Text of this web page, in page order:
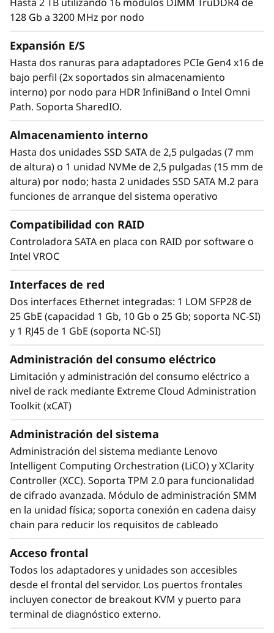
aire, de modo que todos los componentes
ofrecen mayor rendimiento y densidad en un
sistema silencioso y de bajo consumo.
El ThinkSystem SD650 V2 cuenta con CPU de
doble procesador Intel ®Xeon®Platinum.
Gracias a la tecnología de refrigeración líquida,
compacto factor de forma 1/2U, a diferencia
de las CPUs de 165-205 W en sistemas 1/2U
con refrigeración por aire. Un solo bastidor de
sistemas ThinkSystem SD650 V2 puede ofrecer
sin utilizar aceleradores.
Eficiencia silenciosa
128 Gb a 3200 MHz por nodo
Expansión E/S
Hasta dos ranuras para adaptadores PCIe Gen4 x16 de
bajo perfil (2x soportados sin almacenamiento
interno) por nodo para HDR InfiniBand o Intel Omni
Path. Soporta SharedIO.
Almacenamiento interno
Hasta dos unidades SSD SATA de 2,5 pulgadas (7 mm
de altura) o 1 unidad NVMe de 2,5 pulgadas (15 mm de
altura) por nodo; hasta 2 unidades SSD SATA M.2 para
funciones de arranque del sistema operativo
Compatibilidad con RAID
Controladora SATA en placa con RAID por software o
Intel VROC
Interfaces de red
Dos interfaces Ethernet integradas: 1 LOM SFP28 de
25 GbE (capacidad 1 Gb, 10 Gb o 25 Gb; soporta NC-SI)
y 1 RJ45 de 1 GbE (soporta NC-SI)
Administración del consumo eléctrico
Limitación y administración del consumo eléctrico a
nivel de rack mediante Extreme Cloud Administration
Toolkit (xCAT)
Administración del sistema
Administración del sistema mediante Lenovo
Intelligent Computing Orchestration (LiCO) y XClarity
Controller (XCC). Soporta TPM 2.0 para funcionalidad
de cifrado avanzada. Módulo de administración SMM
en la unidad física; soporta conexión en cadena daisy
chain para reducir los requisitos de cableado
Acceso frontal
Todos los adaptadores y unidades son accesibles
desde el frontal del servidor. Los puertos frontales
incluyen conector de breakout KVM y puerto para
terminal de diagnóstico externo.